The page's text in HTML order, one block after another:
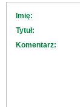
Imię:
Tytuł:
Komentarz: